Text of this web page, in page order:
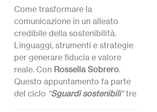
Come trasformare la
comunicazione in un alleato
credibile della sostenibilità.
Linguaggi, strumenti e strategie
per generare fiducia e valore
reale. Con Rossella Sobrero.
Questo appuntamento fa parte
del ciclo “Sguardi sostenibili“tre